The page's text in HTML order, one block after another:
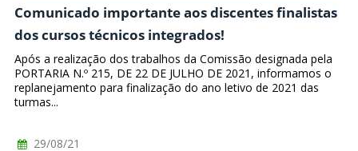
Comunicado importante aos discentes finalistas
dos cursos técnicos integrados!
Após a realização dos trabalhos da Comissão designada pela
PORTARIA N.º 215, DE 22 DE JULHO DE 2021, informamos o
replanejamento para finalização do ano letivo de 2021 das
turmas...
29/08/21